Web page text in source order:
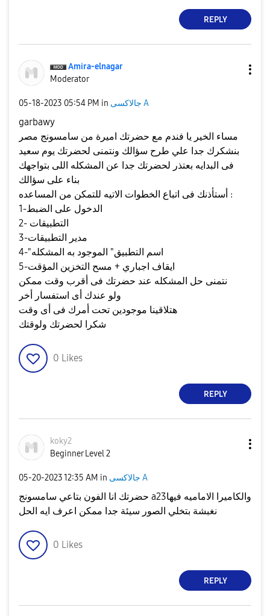
REPLY
Amira-elnagar
Moderator
‎05-18-2023 05:54 PM in جالاكسى A
garbawy
مساء الخير يا فندم مع حضرتك اميرة من سامسونج مصر
بنشكرك جدا علي طرح سؤالك ونتمنى لحضرتك يوم سعيد
فى البدايه بعتذر لحضرتك جدا عن المشكله اللى بتواجهك
أستأذنك فى اتباع الخطوات الاتيه للتمكن من المساعده :
1-الدخول على الضبط
2- التطبيقات
3-مدير التطبيقات
5-ايقاف اجباري + مسح التخزين المؤقت
نتمنى حل المشكله عند حضرتك فى أقرب وقت ممكن
ولو عندك أى استفسار أخر
هتلاقينا موجودين تحت أمرك فى أى وقت
شكرا لحضرتك ولوقتك
0 Likes
REPLY
koky2
Beginner Level 2
‎05-20-202312:35 AM in جالاكسى A
حضرتك انا الفون بتاعي سامسونج a23والكاميرا الاماميه فيها
نغبشة بتخلي الصور سيئة جدا ممكن اعرف ايه الحل
0 Likes
REPLY